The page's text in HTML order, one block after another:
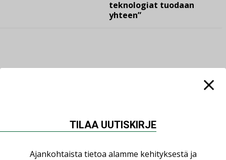
teknologiat tuodaan
yhteen”
Datakeskusurakointi on tekniikkalaji
TILAA UUTISKIRJE
Ajankohtaista tietoa alamme kehityksestä ja